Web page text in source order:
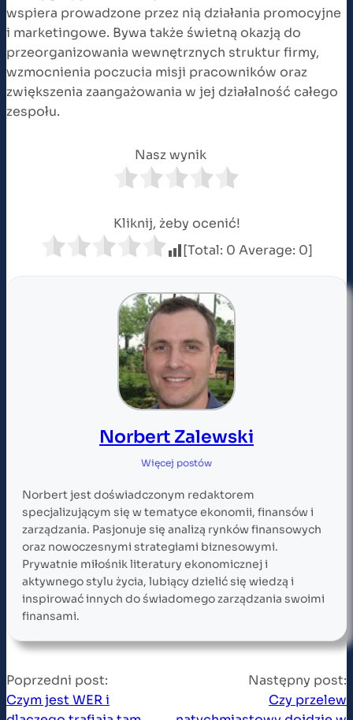
wspiera prowadzone przez nią działania promocyjne
i marketingowe. Bywa także świetną okazją do
przeorganizowania wewnętrznych struktur firmy,
wzmocnienia poczucia misji pracowników oraz
zwiększenia zaangażowania w jej działalność całego
zespołu.
Nasz wynik
Kliknij, żeby ocenić!
[Total: 0 Average: 0]
Norbert Zalewski
Więcej postów
Norbert jest doświadczonym redaktorem
specjalizującym się w tematyce ekonomii, finansów i
zarządzania. Pasjonuje się analizą rynków finansowych
oraz nowoczesnymi strategiami biznesowymi.
Prywatnie miłośnik literatury ekonomicznej i
aktywnego stylu życia, lubiący dzielić się wiedzą i
inspirować innych do świadomego zarządzania swoimi
finansami.
Poprzedni post:
Czym jest WER i
Następny post:
Czy przelew